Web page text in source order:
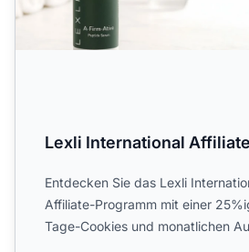
Lexli International
Entdecken Sie das Lexli
Affiliate-Programm mit einer
Tage-Cookies und monatlichen